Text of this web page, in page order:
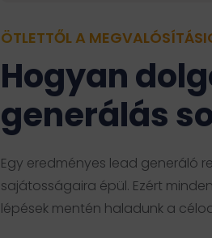
ÖTLETTŐL A
Hogyan
generálás
Egy eredményes lead generáló
sajátosságaira épül. Ezért
lépések mentén haladunk a